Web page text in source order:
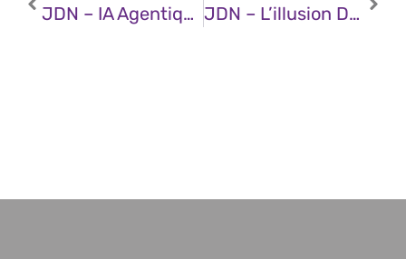
JDN – IA Agentique : Promesse Technologique Ou Véritable Pivot Stratégique Pour L’entreprise ? JDN – L’illusion De L’entreprise Sans Humains : Pourquoi La Gouvernance Hybride Sera La Vraie Révolution